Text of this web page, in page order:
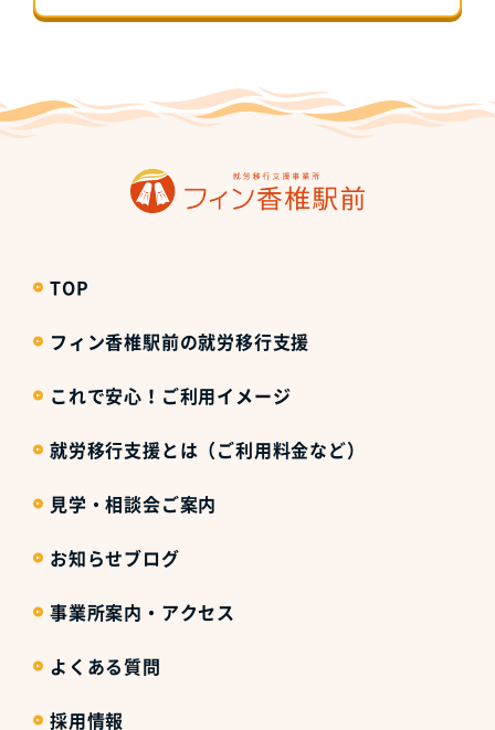
TOP
フィン香椎駅前の就労移行支援
これで安心！ご利用イメージ
就労移行支援とは（ご利用料金など）
見学・相談会ご案内
お知らせブログ
事業所案内・アクセス
よくある質問
採用情報